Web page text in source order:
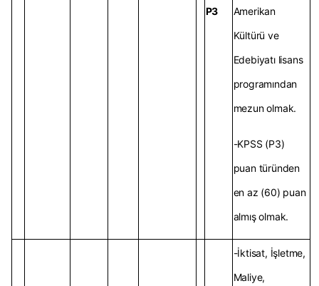
P3
Amerikan
Kültürü ve
Edebiyatı lisans
programından
mezun olmak.
-KPSS (P3)
puan türünden
en az (60) puan
almış olmak.
-İktisat, İşletme,
Maliye,